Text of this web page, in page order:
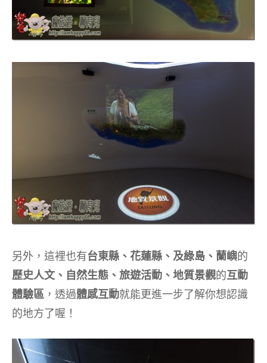
另外，這裡也有台東縣、花蓮縣、及綠島、蘭嶼的
歷史人文、自然生態、旅遊活動、地質景觀的互動
體驗區 ，透過體感互動就能更進一步了解你想認識
的地方了喔！